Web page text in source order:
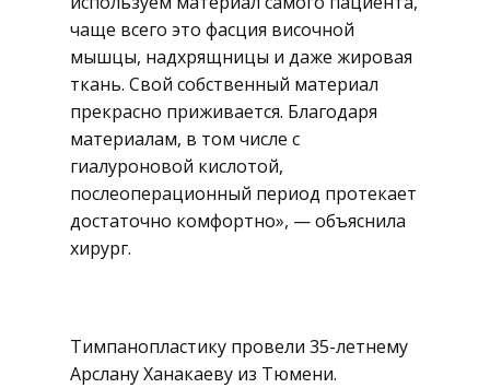
чаще всего это фасция височной
мышцы, надхрящницы и даже жировая
ткань. Свой собственный материал
прекрасно приживается. Благодаря
материалам, в том числе с
гиалуроновой кислотой,
послеоперационный период протекает
достаточно комфортно», — объяснила
хирург.
Тимпанопластику провели 35-летнему
Арслану Ханакаеву из Тюмени.